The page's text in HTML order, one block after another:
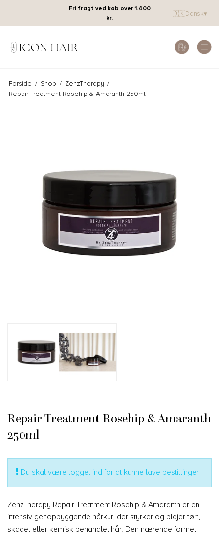
🇩🇰Dansk▾
Fri fragt ved køb over 1.400
kr.
Forside / Shop / ZenzTherapy /
Repair Treatment Rosehip & Amaranth 250ml
Repair Treatment Rosehip & Amaranth
250ml
Du skal være logget ind for at kunne lave bestillinger
ZenzTherapy Repair Treatment Rosehip & Amaranth er en
intensiv genopbyggende hårkur, der styrker og plejer tørt,
skadet eller kemisk behandlet hår. Den nærende formel